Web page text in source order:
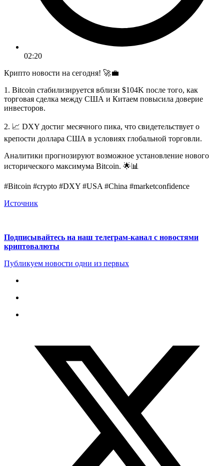
02:20
Крипто новости на сегодня! 🚀💼
1. Bitcoin стабилизируется вблизи $104K после того, как
торговая сделка между США и Китаем повысила доверие
инвесторов.
2. 📈 DXY достиг месячного пика, что свидетельствует о
крепости доллара США в условиях глобальной торговли.
Аналитики прогнозируют возможное установление нового
исторического максимума Bitcoin. 🌟📊
#Bitcoin #crypto #DXY #USA #China #marketconfidence
Источник
Подписывайтесь на наш телеграм-канал с новостями
криптовалюты
Публикуем новости одни из первых